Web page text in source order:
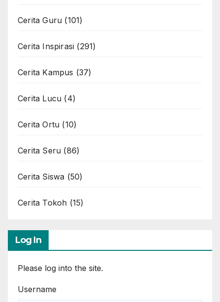
Cerita Guru (101)
Cerita Inspirasi (291)
Cerita Kampus (37)
Cerita Lucu (4)
Cerita Ortu (10)
Cerita Seru (86)
Cerita Siswa (50)
Cerita Tokoh (15)
Log In
Please log into the site.
Username